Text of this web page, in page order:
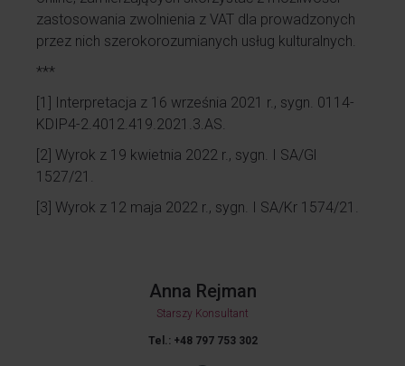
zastosowania zwolnienia z VAT dla prowadzonych
przez nich szerokorozumianych usług kulturalnych.
***
[1] Interpretacja z 16 września 2021 r., sygn. 0114-
KDIP4-2.4012.419.2021.3.AS.
[2] Wyrok z 19 kwietnia 2022 r., sygn. I SA/Gl
1527/21.
[3] Wyrok z 12 maja 2022 r., sygn. I SA/Kr 1574/21.
Anna Rejman
Starszy Konsultant
Tel.: +48 797 753 302